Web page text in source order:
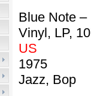
Blue Note
Vinyl, LP,
US
1975
Jazz, Bop